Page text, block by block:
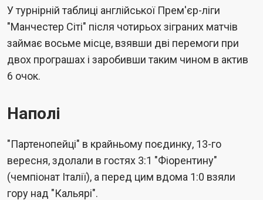
У турнірній таблиці англійської Прем'єр-ліги
"Манчестер Сіті" після чотирьох зіграних матчів
займає восьме місце, взявши дві перемоги при
двох програшах і заробивши таким чином в актив
6 очок.
Наполі
"Партенопейці" в крайньому поєдинку, 13-го
вересня, здолали в гостях 3:1 "Фіорентину"
(чемпіонат Італії), а перед цим вдома 1:0 взяли
гору над "Кальярі".